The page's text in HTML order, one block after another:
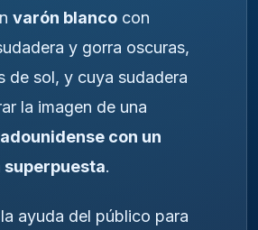
varón blanco con
y gorra oscuras,
de sol, y cuya sudadera
la imagen de una
con un
.
ayuda del público para